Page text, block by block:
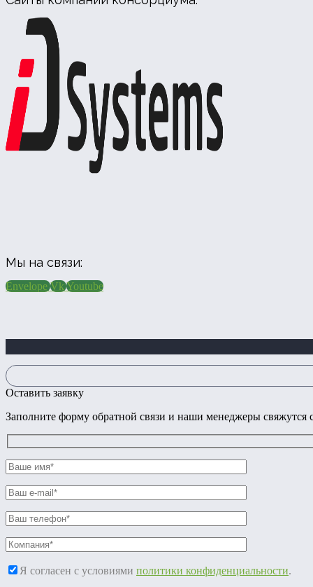
Мы на связи:
Envelope Vk Youtube
Оставить заявку
Заполните форму обратной связи и наши менеджеры свяжутся
Я согласен с условиями политики конфиденциальности.